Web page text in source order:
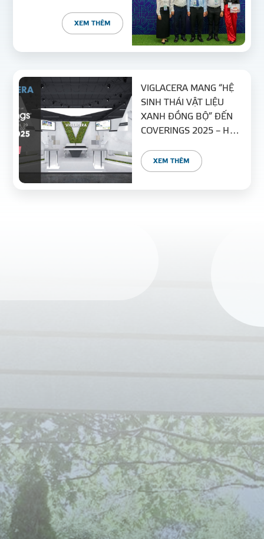
TRIỂN BỀN VỮNG
XEM THÊM
VIGLACERA MANG “HỆ
SINH THÁI VẬT LIỆU
XANH ĐỒNG BỘ” ĐẾN
COVERINGS 2025 – HỘI
BẮC MỸ
XEM THÊM